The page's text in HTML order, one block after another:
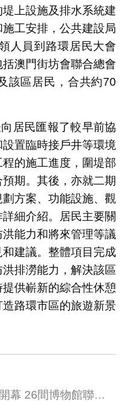
上設施及排水系統建
工安排，公共建設局
人員到路環居民大會
澳門街坊會聯合總會
該區居民，合共約70
居民匯報了較早前協
置臨時接戶井等環境
的施工進度，圍堤部
期。其後，亦就二期
方案、功能設施、觀
細介紹。居民主要關
能力和將來管理等議
建議。整體項目完成
排澇能力，解決該區
供嶄新的綜合性休憩
路環市區的旅遊新景
幕 26間博物館聯手